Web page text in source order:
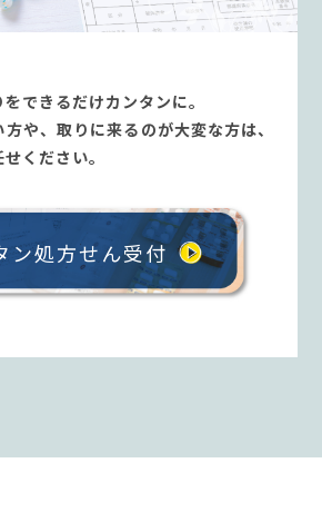
できるだけカンタンに。
や、取りに来るのが大変な方は、
ください。
ン処方せん受付